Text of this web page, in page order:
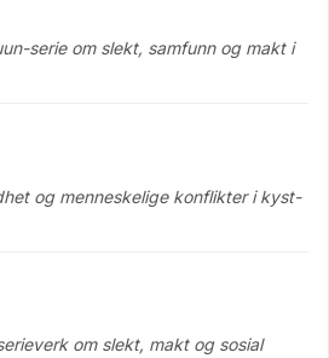
serie om slekt, samfunn og makt i
og menneskelige konflikter i kyst-
om slekt, makt og sosial